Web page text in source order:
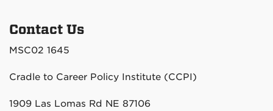
Contact Us
MSC02 1645
Cradle to Career Policy Institute (CCPI)
1909 Las Lomas Rd NE 87106